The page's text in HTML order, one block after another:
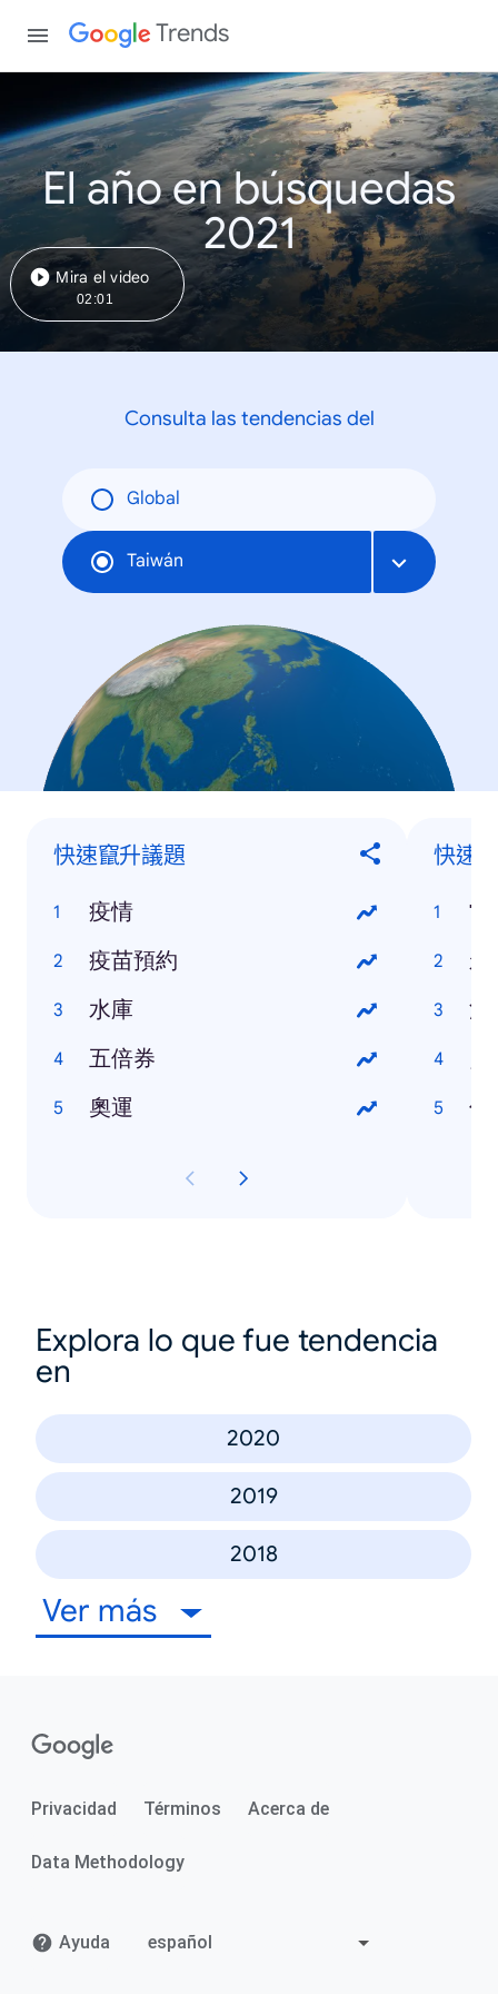
Trends
El año en búsquedas
2021
Mira el video
02:01
Consulta las tendencias del
Global
Taiwán
快速竄升議題
疫情
疫苗預約
水庫
五倍券
奧運
快速
當
永
沙
你
Explora lo que fue tendencia
en
2020
2019
2018
Ver más
Privacidad Términos Acerca de
Data Methodology
Ayuda